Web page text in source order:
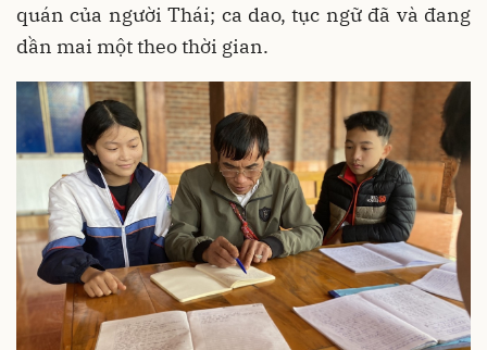
quán của người Thái; ca dao, tục ngữ đã và đang
dần mai một theo thời gian.